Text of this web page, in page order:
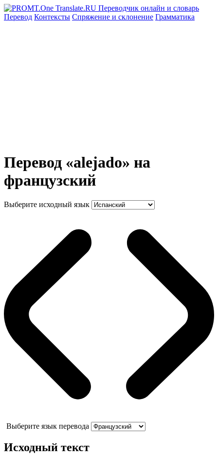
Перевод Контексты Спряжение и склонение Грамматика
Перевод «alejado» на
французский
Выберите исходный язык
Выберите язык перевода
Исходный текст